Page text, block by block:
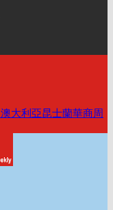
澳大利亞昆士蘭華商周